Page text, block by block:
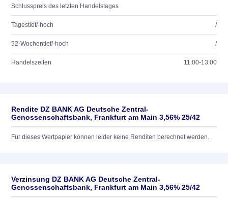
Schlusspreis des letzten Handelstages
Tagestief/-hoch /
52-Wochentief/-hoch /
Handelszeiten 11:00-13:00
Rendite DZ BANK AG Deutsche Zentral-
Genossenschaftsbank, Frankfurt am Main 3,56% 25/42
Für dieses Wertpapier können leider keine Renditen berechnet werden.
Verzinsung DZ BANK AG Deutsche Zentral-
Genossenschaftsbank, Frankfurt am Main 3,56% 25/42